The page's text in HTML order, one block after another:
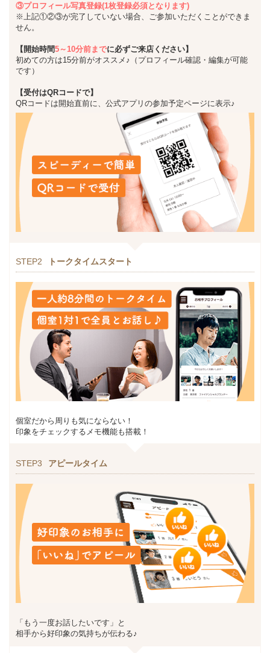
③プロフィール写真登録(1枚登録必須となります)
※上記①②③が完了していない場合、ご参加いただくことができま
せん。
【開始時間5～10分前までに必ずご来店ください】
初めての方は15分前がオススメ♪（プロフィール確認・編集が可能
です）
【受付はQRコードで】
QRコードは開始直前に、公式アプリの参加予定ページに表示♪
STEP2 トークタイムスタート
個室だから周りも気にならない！
印象をチェックするメモ機能も搭載！
STEP3 アピールタイム
「もう一度お話したいです」と
相手から好印象の気持ちが伝わる♪